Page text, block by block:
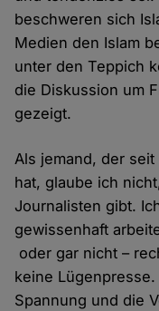
beschweren sich
Medien den Islam
unter den Teppich
die Diskussion um
gezeigt.
Als jemand, der
hat, glaube ich
Journalisten gibt.
gewissenhaft
oder gar nicht –
keine
Spannung und die